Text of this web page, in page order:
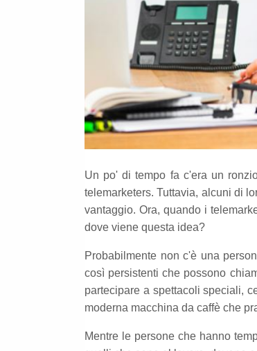
Un po' di tempo fa c'era un
telemarketers. Tuttavia, alcuni di
vantaggio. Ora, quando i
dove viene questa idea?
Probabilmente non c'è una
così persistenti che possono
partecipare a spettacoli speciali,
moderna macchina da caffè che
Mentre le persone che hanno